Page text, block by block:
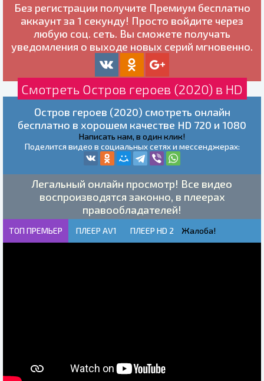
Без регистрации получите Премиум бесплатно
аккаунт за 1 секунду! Просто войдите через
любую соц. сеть. Вы сможете получать
уведомления о выходе новых серий мгновенно.
Смотреть Остров героев (2020) в HD
Остров героев (2020) смотреть онлайн
бесплатно в хорошем качестве HD 720 и 1080
Написать нам, в один клик!
Поделится видео в социальных сетях и мессенджерах:
Легальный онлайн просмотр! Все видео
воспроизводятся законно, в плеерах
правообладателей!
ТОП ПРЕМЬЕР ПЛЕЕР AV1 ПЛЕЕР HD 2 Жалоба!